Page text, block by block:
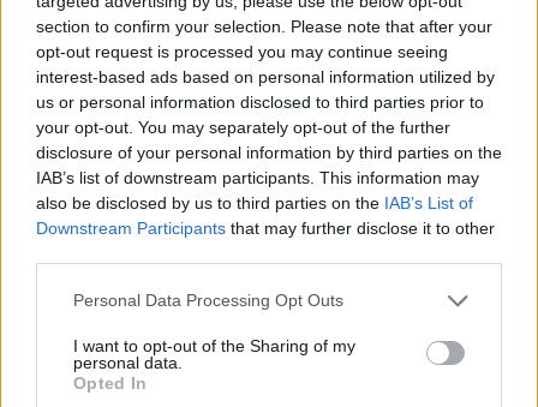
section to confirm your selection. Please note that after your
opt-out request is processed you may continue seeing
interest-based ads based on personal information utilized by
us or personal information disclosed to third parties prior to
your opt-out. You may separately opt-out of the further
disclosure of your personal information by third parties on the
IAB’s list of downstream participants. This information may
also be disclosed by us to third parties on the IAB’s List of
Downstream Participants that may further disclose it to other
Please note that this website/app uses one or more Google
not limited to your visit or usage behaviour. You may click to
grant or deny consent to Google and its third-party tags to
use your data for below specified purposes in below Google
Personal Data Processing Opt Outs
I want to opt-out of the Sharing of my
personal data.
Opted In
nyári szezon, amelyben a fesztiválok és motoros találkozók
vendégeként szórakoztatják közönségüket. „Nincs
üresjárat, jó kedvben, motiváltan turnézunk, de a koncertek
mellett a stúdiómunkára is koncentrálunk, az új dalokra és
klipek készítésére” – mondja Molnár Máté, a frontember.
Az ünnep viszont az évzáróval lesz teljes. A Máté–Goya–
Imi–Tomi alkotta rockkvartett pályafutása legnagyobb
durranására készül. A bandára jellemző erő és érzelmek
különleges csomagolásban, a legnagyobb slágerekkel és
meglepetésekkel 2024. december 28-án érkezeik a